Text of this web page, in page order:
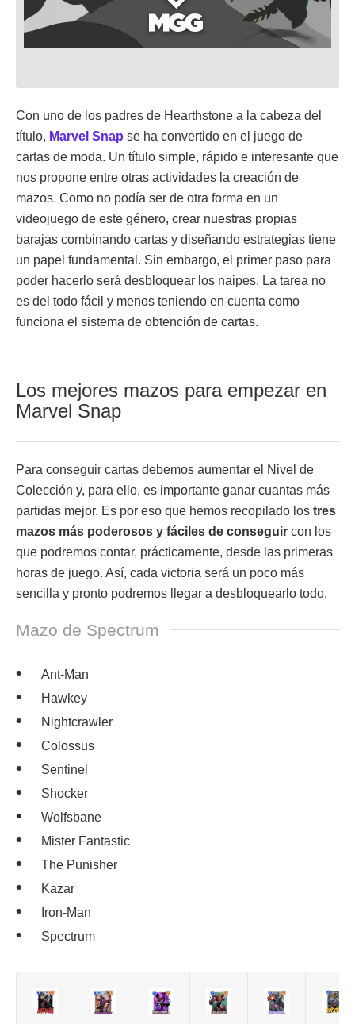
Con uno de los padres de Hearthstone a la cabeza del
título, Marvel Snap se ha convertido en el juego de
cartas de moda. Un título simple, rápido e interesante que
nos propone entre otras actividades la creación de
mazos. Como no podía ser de otra forma en un
videojuego de este género, crear nuestras propias
barajas combinando cartas y diseñando estrategias tiene
un papel fundamental. Sin embargo, el primer paso para
poder hacerlo será desbloquear los naipes. La tarea no
es del todo fácil y menos teniendo en cuenta como
funciona el sistema de obtención de cartas.
Los mejores mazos para empezar en
Marvel Snap
Para conseguir cartas debemos aumentar el Nivel de
Colección y, para ello, es importante ganar cuantas más
partidas mejor. Es por eso que hemos recopilado los tres
mazos más poderosos y fáciles de conseguir con los
que podremos contar, prácticamente, desde las primeras
horas de juego. Así, cada victoria será un poco más
sencilla y pronto podremos llegar a desbloquearlo todo.
Mazo de Spectrum
Ant-Man
Hawkey
Nightcrawler
Colossus
Sentinel
Shocker
Wolfsbane
Mister Fantastic
The Punisher
Kazar
Iron-Man
Spectrum